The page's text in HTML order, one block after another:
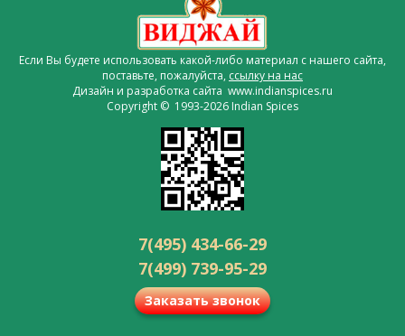
Если Вы будете использовать какой-либо материал с нашего сайта,
поставьте, пожалуйста, ссылку на нас
Дизайн и разработка сайта www.indianspices.ru
Copyright © 1993-2026 Indian Spices
7(495) 434-66-29
7(499) 739-95-29
Заказать звонок